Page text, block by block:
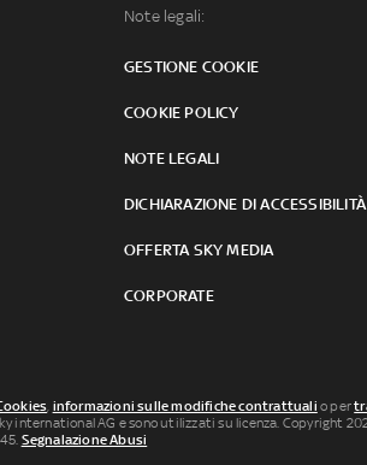
Note legali:
GESTIONE COOKIE
COOKIE POLICY
NOTE LEGALI
DICHIARAZIONE DI ACCESSIBILITÀ
OFFERTA SKY MEDIA
CORPORATE
, informazioni sulle modifiche contrattuali o per
AG e sono utilizzati su licenza. Copyright
Segnalazione Abusi